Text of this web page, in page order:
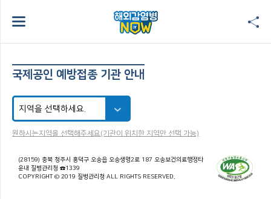
국제공인 예방접종 기관 안내
원하시는지역을 선택해주세요(기관이 위치한 지역만 선택 가능)
(28159) 충북 청주시 흥덕구 오송읍 오송생명2로 187 오송보건의료행정타
운내 질병관리청 ☎1339
COPYRIGHT © 2019 질병관리청 ALL RIGHTS RESERVED.